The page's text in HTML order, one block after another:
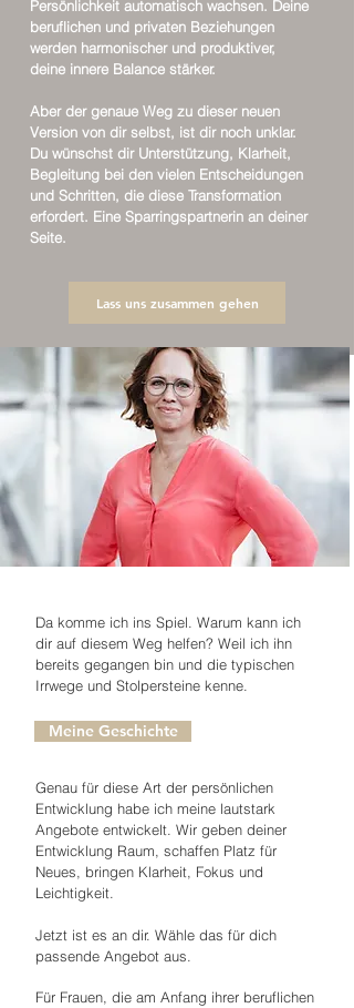
Persönlichkeit automatisch wachsen. Deine
beruflichen und privaten Beziehungen
werden harmonischer und produktiver,
deine innere Balance stärker.
Aber der genaue Weg zu dieser neuen
Version von dir selbst, ist dir noch unklar.
Du wünschst dir Unterstützung, Klarheit,
Begleitung bei den vielen Entscheidungen
und Schritten, die diese Transformation
erfordert. Eine Sparringspartnerin an deiner
Seite.
Lass uns zusammen gehen
Da komme ich ins Spiel. Warum kann ich
dir auf diesem Weg helfen? Weil ich ihn
bereits gegangen bin und die typischen
Irrwege und Stolpersteine kenne.
Genau für diese Art der persönlichen
Entwicklung habe ich meine lautstark
Angebote entwickelt. Wir geben deiner
Entwicklung Raum, schaffen Platz für
Neues, bringen Klarheit, Fokus und
Leichtigkeit.
Jetzt ist es an dir. Wähle das für dich
passende Angebot aus.
Für Frauen, die am Anfang ihrer beruflichen
Meine Geschichte